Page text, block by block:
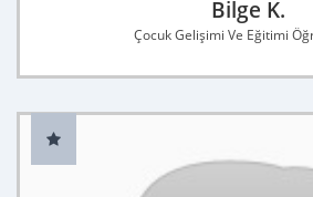
Bilge K.
Çocuk Gelişimi Ve Eğitimi